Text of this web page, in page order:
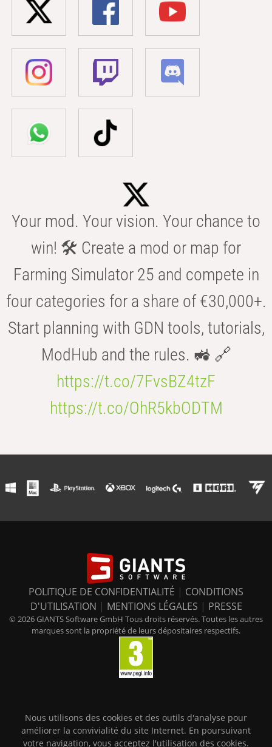
Your mod. Your vision. Your chance to
win! 🛠️ Create a mod or map for
Farming Simulator 25 and compete in
four categories for a share of €30,000+.
Start planning with GDN tools, tutorials,
ModHub and the rules. 🚜 🔗
https://t.co/7FvsBZ4tzF
https://t.co/OhR5kbODTM
POLITIQUE DE CONFIDENTIALITÉ | CONDITIONS
D'UTILISATION | MENTIONS LÉGALES | PRESSE
© 2026 GIANTS Software GmbH Tous droits réservés. Toutes les autres
marques sont la propriété de leurs dépositaires respectifs.
Nous utilisons des cookies et des outils d'analyse pour
améliorer la convivialité du site Internet. En poursuivant
votre navigation, vous acceptez l'utilisation des cookies.